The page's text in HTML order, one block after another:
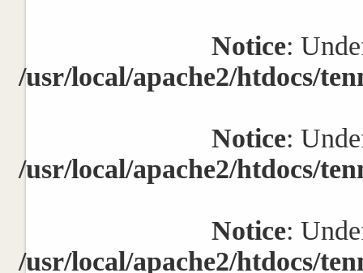
Notice:
/usr/local/apache2/htdocs/
Notice:
/usr/local/apache2/htdocs/
Notice:
/usr/local/apache2/htdocs/